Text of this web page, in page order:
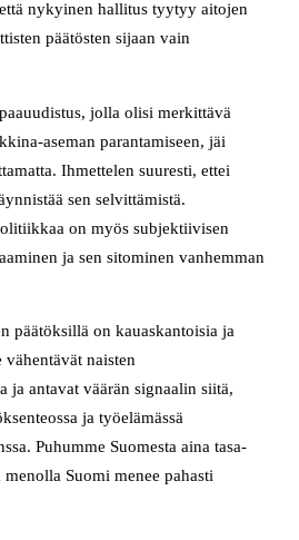
nykyinen hallitus tyytyy aitojen
päätösten sijaan vain
jolla olisi merkittävä
aseman parantamiseen, jäi
Ihmettelen suuresti, ettei
sen selvittämistä.
on myös subjektiivisen
ja sen sitominen vanhemman
päätöksillä on kauaskantoisia ja
vähentävät naisten
ja antavat väärän signaalin siitä,
ja työelämässä
Puhumme Suomesta aina tasa-
Suomi menee pahasti